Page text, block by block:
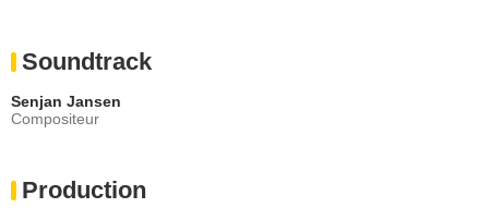
Soundtrack
Senjan Jansen
Compositeur
Production